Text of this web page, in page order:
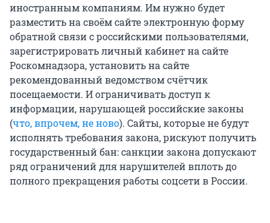
иностранным компаниям. Им нужно будет
разместить на своём сайте электронную форму
обратной связи с российскими пользователями,
зарегистрировать личный кабинет на сайте
Роскомнадзора, установить на сайте
рекомендованный ведомством счётчик
посещаемости. И ограничивать доступ к
информации, нарушающей российские законы
(что, впрочем, не ново). Сайты, которые не будут
исполнять требования закона, рискуют получить
государственный бан: санкции закона допускают
ряд ограничений для нарушителей вплоть до
полного прекращения работы соцсети в России.